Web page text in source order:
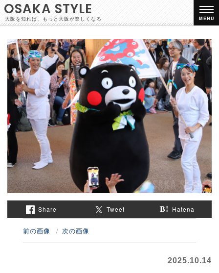
OSAKA STYLE
大阪を知れば、もっと大阪が楽しくなる MENU
Share Tweet Hatena
前の画像 次の画像
2025.10.14